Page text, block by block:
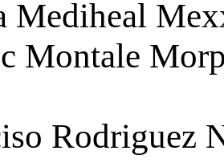
Mediheal
Montale
Rodriguez